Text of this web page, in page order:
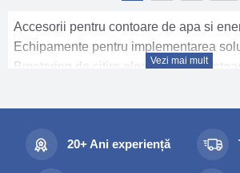
Accesorii pentru contoare de apa si
Echipamente pentru implementarea
Bmetering de citire electronica a
Vezi mai mult
20+ Ani experiență